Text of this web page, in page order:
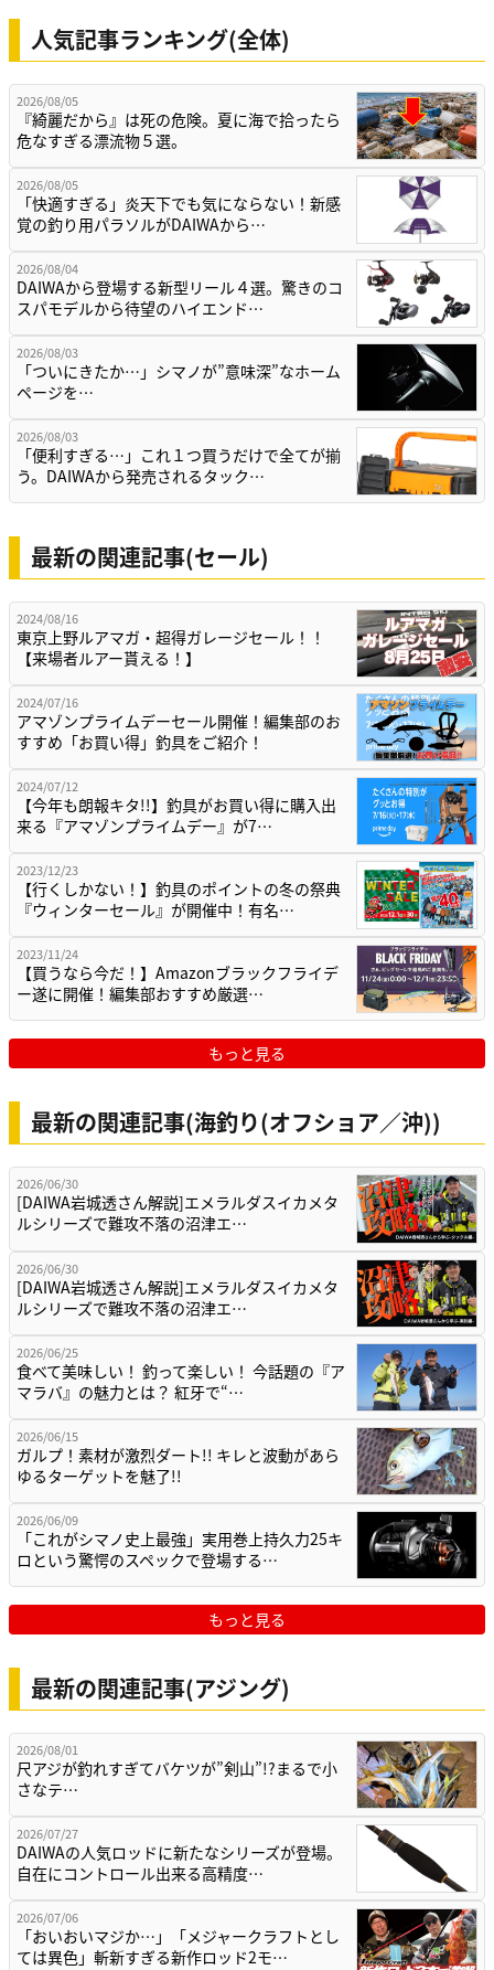
人気記事ランキング(全体)
2026/08/05
『綺麗だから』は死の危険。夏に海で拾ったら
危なすぎる漂流物５選。
2026/08/05
「快適すぎる」炎天下でも気にならない！新感
覚の釣り用パラソルがDAIWAから…
2026/08/04
DAIWAから登場する新型リール４選。驚きのコ
スパモデルから待望のハイエンド…
2026/08/03
「ついにきたか…」シマノが”意味深”なホーム
ページを…
2026/08/03
「便利すぎる…」これ１つ買うだけで全てが揃
う。DAIWAから発売されるタック…
最新の関連記事(セール)
2024/08/16
東京上野ルアマガ・超得ガレージセール！！
【来場者ルアー貰える！】
2024/07/16
アマゾンプライムデーセール開催！編集部のお
すすめ「お買い得」釣具をご紹介！
2024/07/12
【今年も朗報キタ!!】釣具がお買い得に購入出
来る『アマゾンプライムデー』が7…
2023/12/23
【行くしかない！】釣具のポイントの冬の祭典
『ウィンターセール』が開催中！有名…
2023/11/24
【買うなら今だ！】Amazonブラックフライデ
ー遂に開催！編集部おすすめ厳選…
もっと見る
最新の関連記事(海釣り(オフショア／沖))
2026/06/30
[DAIWA岩城透さん解説]エメラルダスイカメタ
ルシリーズで難攻不落の沼津エ…
2026/06/30
[DAIWA岩城透さん解説]エメラルダスイカメタ
ルシリーズで難攻不落の沼津エ…
2026/06/25
食べて美味しい！ 釣って楽しい！ 今話題の『ア
マラバ』の魅力とは？ 紅牙で“…
2026/06/15
ガルプ！素材が激烈ダート!! キレと波動があら
ゆるターゲットを魅了!!
2026/06/09
「これがシマノ史上最強」実用巻上持久力25キ
ロという驚愕のスペックで登場する…
もっと見る
最新の関連記事(アジング)
2026/08/01
尺アジが釣れすぎてバケツが”剣山”!?まるで小
さなテ…
2026/07/27
DAIWAの人気ロッドに新たなシリーズが登場。
自在にコントロール出来る高精度…
2026/07/06
「おいおいマジか…」「メジャークラフトとし
ては異色」斬新すぎる新作ロッド2モ…